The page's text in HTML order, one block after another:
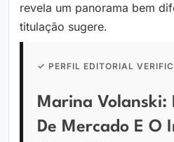
revela um panorama bem
titulação sugere.
✓ PERFIL EDITORIAL
Marina Volanski:
De Mercado E O